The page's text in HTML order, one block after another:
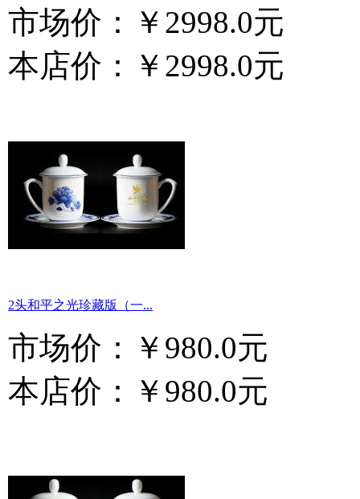
市场价：
￥2998.0元
本店价：
￥2998.0元
2头和平之光珍藏版（一...
市场价：
￥980.0元
本店价：
￥980.0元